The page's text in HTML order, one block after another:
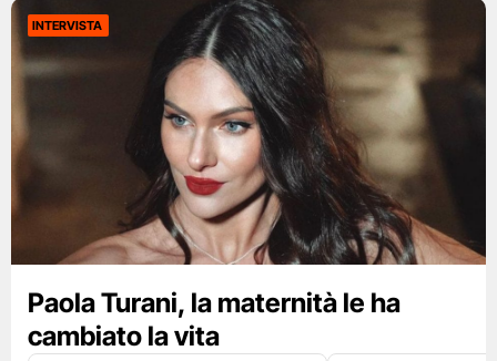
INTERVISTA
Paola Turani, la maternità le ha
cambiato la vita